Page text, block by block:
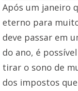
Após um janeiro
eterno para
deve passar em
do ano, é
tirar o sono de
dos impostos